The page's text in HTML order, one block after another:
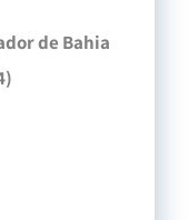
de Bahia